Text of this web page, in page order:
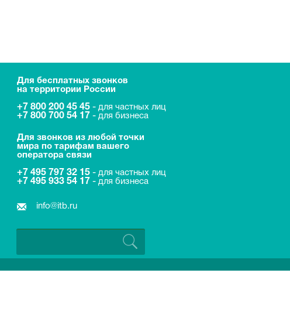
Для бесплатных звонков
на территории России
+7 800 200 45 45 - для частных лиц
+7 800 700 54 17 - для бизнеса
Для звонков из любой точки
мира по тарифам вашего
оператора связи
+7 495 797 32 15 - для частных лиц
+7 495 933 54 17 - для бизнеса
info@itb.ru